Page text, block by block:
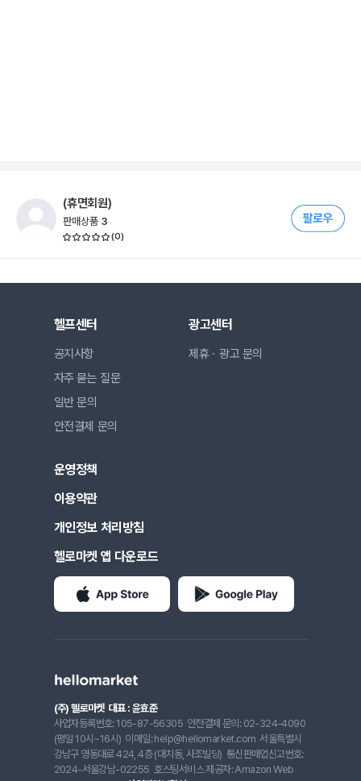
(휴면회원)
판매상품 3
(0)
헬프센터
공지사항
자주 묻는 질문
일반 문의
안전결제 문의
광고센터
제휴ㆍ광고 문의
운영정책
이용약관
개인정보 처리방침
헬로마켓 앱 다운로드
(주) 헬로마켓 대표 : 윤효준
사업자등록번호: 105-87-56305 안전결제 문의: 02-324-4090
(평일 10시~16시) 이메일: help@hellomarket.com 서울특별시
강남구 영동대로 424, 4층 (대치동, 사조빌딩) 통신판매업신고번호:
2024-서울강남-02255 호스팅서비스 제공자: Amazon Web